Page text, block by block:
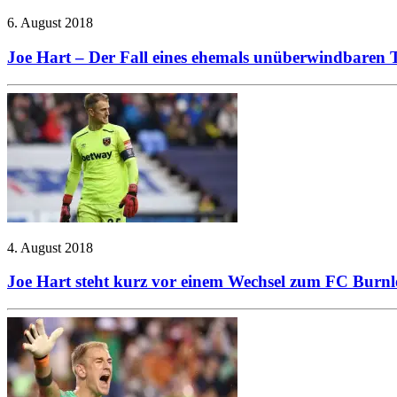
6. August 2018
Joe Hart – Der Fall eines ehemals unüberwindbaren
4. August 2018
Joe Hart steht kurz vor einem Wechsel zum FC